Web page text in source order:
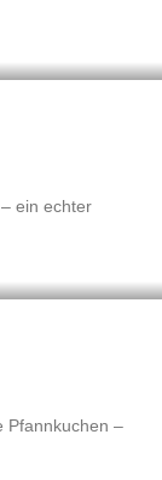
ein echter
Pfannkuchen –